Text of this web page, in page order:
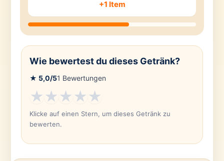
+1 Item
Wie bewertest du dieses Getränk?
★ 5,0/51 Bewertungen
★★★★★
Klicke auf einen Stern, um dieses Getränk zu
bewerten.